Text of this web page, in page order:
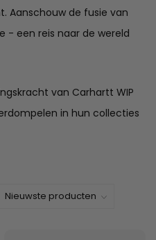
Aanschouw de fusie van
- een reis naar de wereld
van Carhartt WIP
in hun collecties